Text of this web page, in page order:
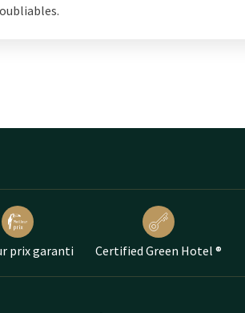
prix garanti Certified Green Hotel ®